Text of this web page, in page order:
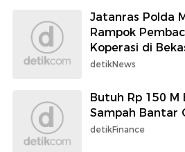
Jatanras Polda
Rampok
Koperasi di
detikNews
Butuh Rp 150 M
Sampah Bantar
detikFinance